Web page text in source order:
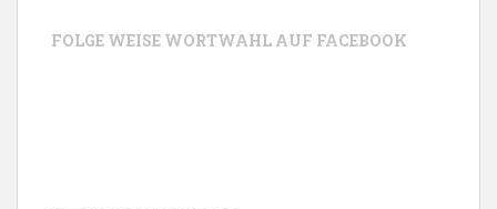
FOLGE WEISE WORTWAHL AUF FACEBOOK